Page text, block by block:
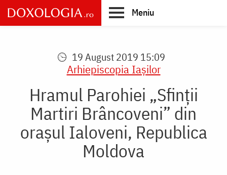
Skip
to
main
Meniu
19 August 2019 15:09
Arhiepiscopia Iaşilor
Hramul Parohiei „Sfinții
Martiri Brâncoveni” din
orașul Ialoveni, Republica
Moldova